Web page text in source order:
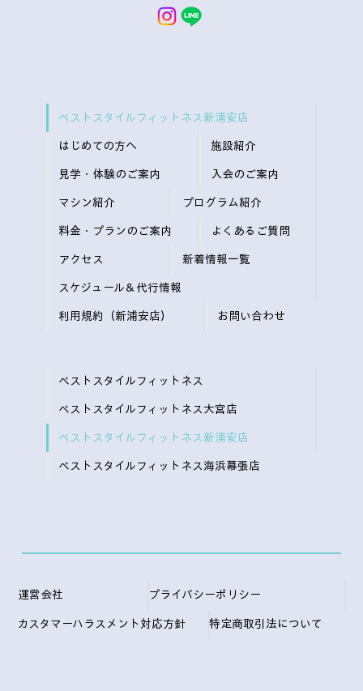
ベストスタイルフィットネス
ベストスタイルフィットネス大宮店
ベストスタイルフィットネス新浦安店
ベストスタイルフィットネス海浜幕張店
ベストスタイルフィットネス新浦安店
はじめての方へ 施設紹介
見学・体験のご案内 入会のご案内
マシン紹介 プログラム紹介
料金・プランのご案内 よくあるご質問
アクセス 新着情報一覧
スケジュール＆代行情報
利用規約（新浦安店） お問い合わせ
運営会社 プライバシーポリシー
カスタマーハラスメント対応方針 特定商取引法について